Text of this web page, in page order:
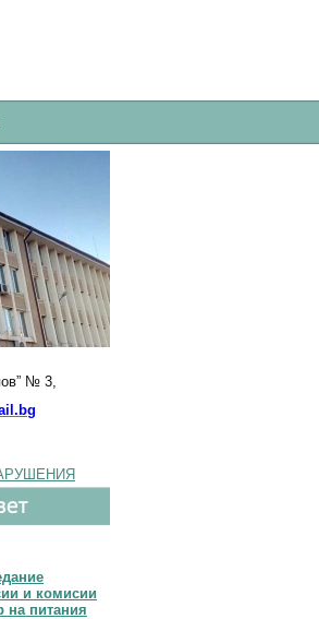
№ 3,
и комисии
на питания